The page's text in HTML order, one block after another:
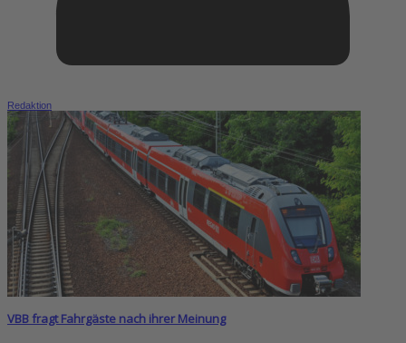
Redaktion
VBB fragt Fahrgäste nach ihrer Meinung